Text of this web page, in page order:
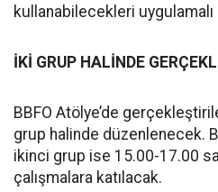
kullanabilecekleri uygulamalı
İKİ GRUP HALİNDE
BBFO Atölye’de
grup halinde düzenlenecek.
ikinci grup ise 15.00-17.00
çalışmalara katılacak.